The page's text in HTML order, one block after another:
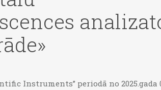
Instruments” periodā no 2025.gada